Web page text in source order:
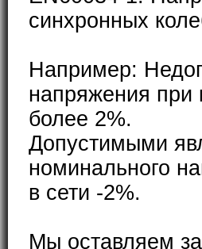
синхронных
Например:
напряжения при
более 2%.
Допустимыми
номинального
в сети -2%.
Мы оставляем